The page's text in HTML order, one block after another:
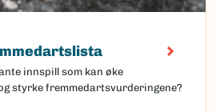
innspill som kan øke
styrke fremmedartsvurderingene?